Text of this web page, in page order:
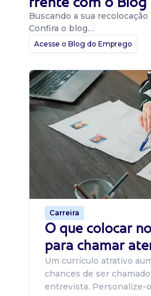
Buscando a sua
Confira o blog…
Acesse o Blog do Emprego
Carreira
O que colocar
para chamar
Um currículo atrativo
chances de ser
entrevista. Personalize-o